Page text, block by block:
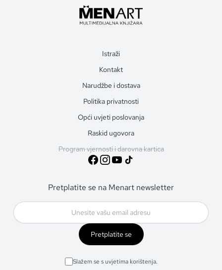
Istraži
Kontakt
Narudžbe i dostava
Politika privatnosti
Opći uvjeti poslovanja
Raskid ugovora
Program vjernosti i darovna kartica
Pretplatite se na Menart newsletter
Pretplatite se
Slažem se s uvjetima korištenja.